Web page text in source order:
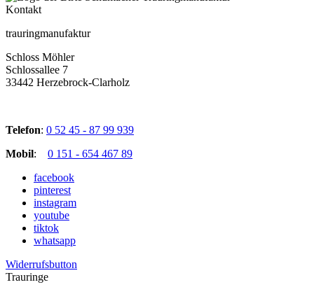
Kontakt
trauringmanufaktur
Schloss Möhler
Schlossallee 7
33442 Herzebrock-Clarholz
Telefon: 0 52 45 - 87 99 939
Mobil: 0 151 - 654 467 89
facebook
pinterest
instagram
youtube
tiktok
whatsapp
Widerrufsbutton
Trauringe